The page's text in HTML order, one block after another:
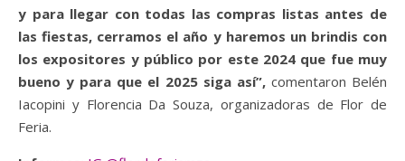
y para llegar con todas las compras listas antes de
las fiestas, cerramos el año y haremos un brindis con
los expositores y público por este 2024 que fue muy
bueno y para que el 2025 siga así”,comentaron Belén
Iacopini y Florencia Da Souza, organizadoras de Flor de
Feria.